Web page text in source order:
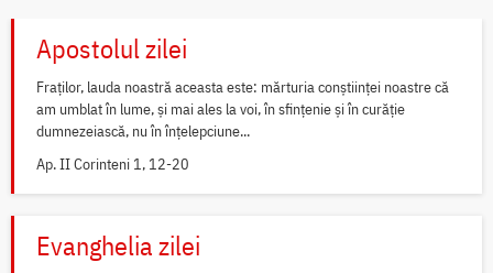
Apostolul zilei
Fraților, lauda noastră aceasta este: mărturia conștiinței noastre că
am umblat în lume, și mai ales la voi, în sfințenie și în curăție
dumnezeiască, nu în înțelepciune...
Ap. II Corinteni 1, 12-20
Evanghelia zilei